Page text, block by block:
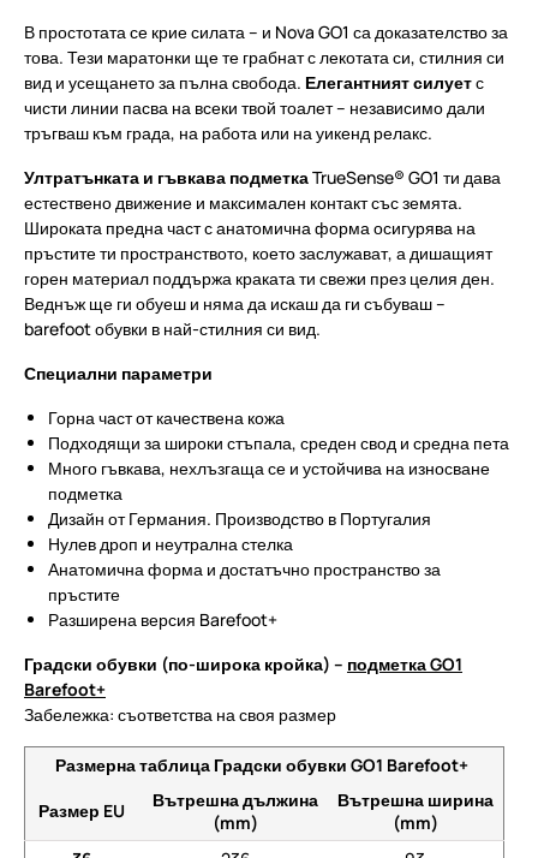
В простотата се крие силата – и Nova GO1 са доказателство за
това. Тези маратонки ще те грабнат с лекотата си, стилния си
вид и усещането за пълна свобода. Елегантният силуетс
чисти линии пасва на всеки твой тоалет – независимо дали
тръгваш към града, на работа или на уикенд релакс.
Ултратънката и гъвкава подметкаTrueSense® GO1 ти дава
естествено движение и максимален контакт със земята.
Широката предна част с анатомична форма осигурява на
пръстите ти пространството, което заслужават, а дишащият
горен материал поддържа краката ти свежи през целия ден.
Веднъж ще ги обуеш и няма да искаш да ги събуваш –
barefoot обувки в най-стилния си вид.
Специални параметри
Горна част от качествена кожа
Подходящи за широки стъпала, среден свод и средна пета
Много гъвкава, нехлъзгаща се и устойчива на износване
подметка
Дизайн от Германия. Производство в Португалия
Нулев дроп и неутрална стелка
Анатомична форма и достатъчно пространство за
пръстите
Разширена версия Barefoot+
Градски обувки (по-широка кройка) – подметка GO1
Barefoot+
Забележка: съответства на своя размер
Размерна таблица Градски обувки GO1 Barefoot+
Размер EU
Вътрешна дължина
(mm)
Вътрешна ширина
(mm)